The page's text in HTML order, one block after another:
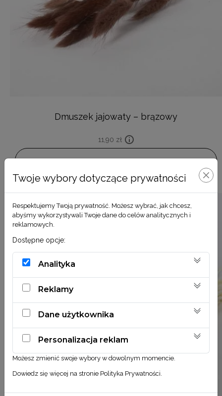
Dmuszek jajowaty – brązowy
11,90 zł
DODAJ DO KOSZYKA
Twoje wybory dotyczące prywatności
Respektujemy Twoją prywatność. Możesz wybrać, jak chcesz,
abyśmy wykorzystywali Twoje dane do celów analitycznych i
reklamowych.
Dostępne opcje:
Analityka
Reklamy
Dane użytkownika
Personalizacja reklam
Możesz zmienić swoje wybory w dowolnym momencie.
Dowiedz się więcej na stronie Polityka Prywatności.